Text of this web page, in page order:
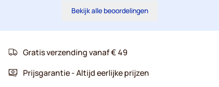
Bekijk alle beoordelingen
Gratis verzending vanaf € 49
Prijsgarantie - Altijd eerlijke prijzen